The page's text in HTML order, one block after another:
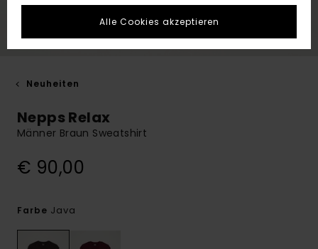
Neuheiten
Nepps Relax
Männer Braun Sweatshirt
€ 90,00
Farbe Java
Alle Cookies akzeptieren